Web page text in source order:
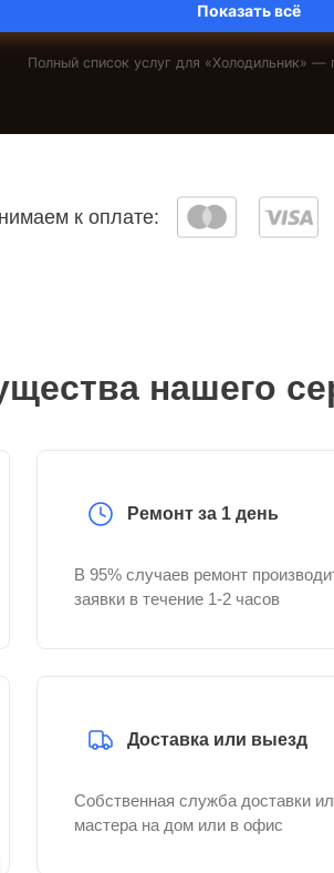
Показать всё
Полный список услуг для «Холодильник» —
к оплате:
нашего
Ремонт за 1 день
В 95% случаев ремонт
заявки в течение 1-2 часов
Доставка или выезд
Собственная служба доставки
мастера на дом или в офис